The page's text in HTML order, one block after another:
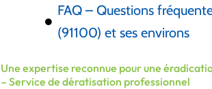
FAQ – Questions
(91100) et ses environs
Une expertise reconnue pour une
– Service de dératisation professionnel